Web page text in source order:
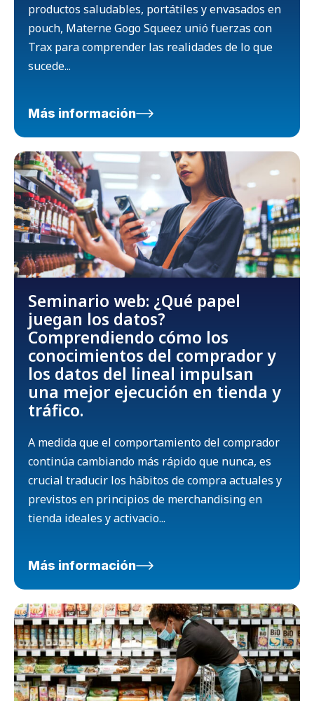
productos saludables, portátiles y envasados en
pouch, Materne Gogo Squeez unió fuerzas con
Trax para comprender las realidades de lo que
sucede...
Más información
Seminario web: ¿Qué papel
juegan los datos?
Comprendiendo cómo los
conocimientos del comprador y
los datos del lineal impulsan
una mejor ejecución en tienda y
tráfico.
A medida que el comportamiento del comprador
continúa cambiando más rápido que nunca, es
crucial traducir los hábitos de compra actuales y
previstos en principios de merchandising en
tienda ideales y activacio...
Más información